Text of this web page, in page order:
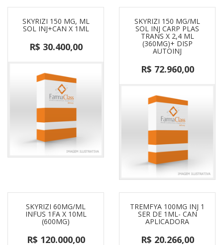
SKYRIZI 150 MG, ML
SOL INJ+CAN X 1ML
R$ 30.400,00
SKYRIZI 150 MG/ML
SOL INJ CARP PLAS
TRANS X 2,4 ML
(360MG)+ DISP
AUTOINJ
R$ 72.960,00
SKYRIZI 60MG/ML
INFUS 1FA X 10ML
(600MG)
R$ 120.000,00
TREMFYA 100MG INJ 1
SER DE 1ML- CAN
APLICADORA
R$ 20.266,00